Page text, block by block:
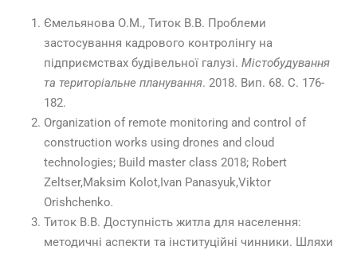
Ємельянова О.М., Титок В.В. Проблеми
застосування кадрового контролінгу на
підприємствах будівельної галузі. Містобудування
та територіальне планування. 2018. Вип. 68. С. 176-
182.
Organization of remote monitoring and control of
construction works using drones and cloud
technologies; Build master class 2018; Robert
Zeltser,Maksim Kolot,Ivan Panasyuk,Viktor
Orishchenko.
Титок В.В. Доступність житла для населення:
методичні аспекти та інституційні чинники. Шляхи